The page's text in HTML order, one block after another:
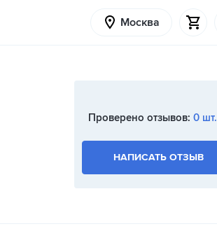
Москва
Проверено отзывов: 0 шт.
НАПИСАТЬ ОТЗЫВ